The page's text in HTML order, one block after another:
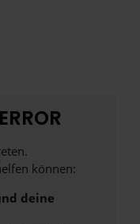
können:
deine